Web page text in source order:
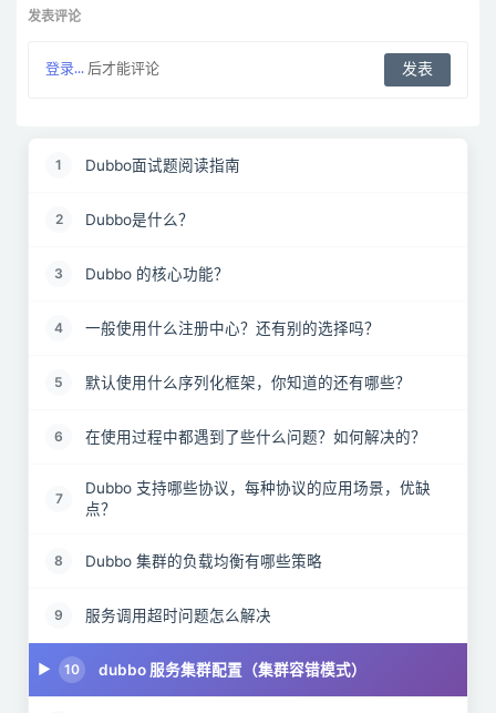
发表评论
登录... 后才能评论
1 Dubbo面试题阅读指南
2 Dubbo是什么？
3 Dubbo 的核心功能？
4 一般使用什么注册中心？还有别的选择吗？
5 默认使用什么序列化框架，你知道的还有哪些？
6 在使用过程中都遇到了些什么问题？如何解决的？
7
Dubbo 支持哪些协议，每种协议的应用场景，优缺
点？
8 Dubbo 集群的负载均衡有哪些策略
9 服务调用超时问题怎么解决
10 dubbo 服务集群配置（集群容错模式）